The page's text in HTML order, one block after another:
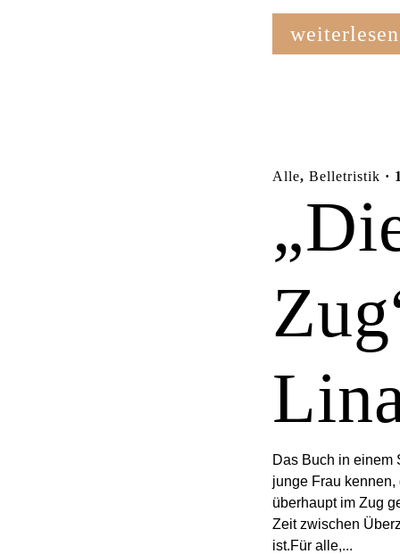
weiterlesen
Alle, Belletristik ·
Das Buch in einem
junge Frau
überhaupt im Zug
Zeit zwischen
ist.Für alle,...